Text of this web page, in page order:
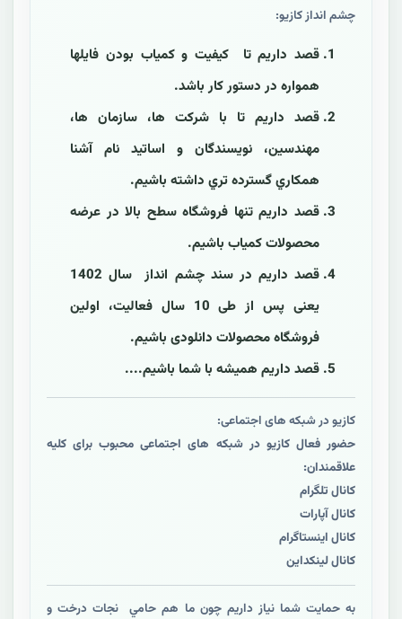
چشم انداز کازيو:
قصد داريم تا کيفيت و کمیاب بودن فايلها
همواره در دستور کار باشد.
قصد داريم تا با شرکت ها، سازمان ها،
مهندسین، نويسندگان و اساتید نام آشنا
همکاري گسترده تري داشته باشيم.
قصد داریم تنها فروشگاه سطح بالا در عرضه
محصولات کمیاب باشیم.
قصد داریم در سند چشم انداز سال 1402
یعنی پس از طی 10 سال فعالیت، اولین
فروشگاه محصولات دانلودی باشیم.
قصد داریم همیشه با شما باشیم....
کازیو در شبکه های اجتماعی:
حضور فعال کازیو در شبکه های اجتماعی محبوب برای کلیه
علاقمندان:
کانال تلگرام
کانال آپارات
کانال اینستاگرام
کانال لینکداین
به حمايت شما نياز داريم چون ما هم حامي نجات درخت و